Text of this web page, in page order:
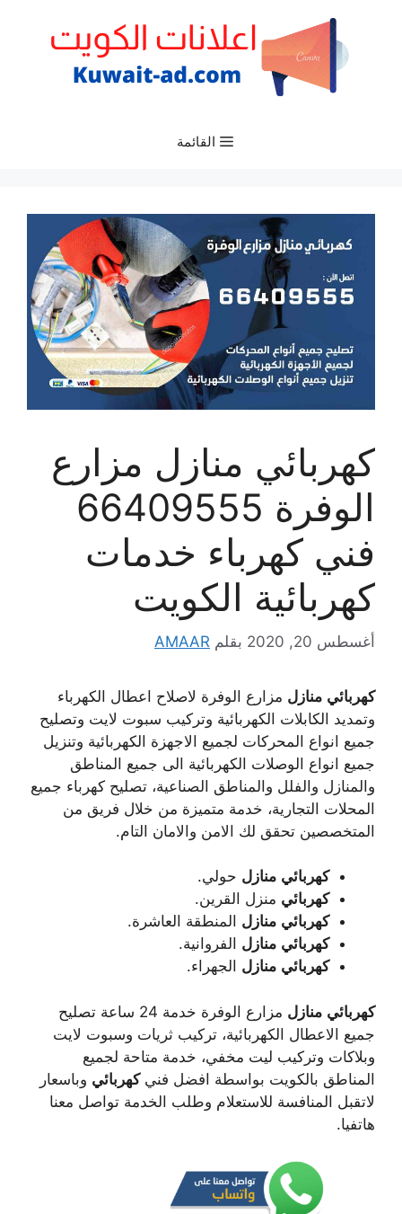
القائمة
كهربائي منازل مزارع
الوفرة 66409555
فني كهرباء خدمات
كهربائية الكويت
أغسطس 20, 2020 بقلم AMAAR
كهربائي منازل مزارع الوفرة لاصلاح اعطال الكهرباء
وتمديد الكابلات الكهربائية وتركيب سبوت لايت وتصليح
جميع انواع المحركات لجميع الاجهزة الكهربائية وتنزيل
جميع انواع الوصلات الكهربائية الى جميع المناطق
والمنازل والفلل والمناطق الصناعية، تصليح كهرباء جميع
المحلات التجارية، خدمة متميزة من خلال فريق من
المتخصصين تحقق لك الامن والامان التام.
كهربائي منازل حولي.
كهربائي منزل القرين.
كهربائي منازل المنطقة العاشرة.
كهربائي منازل الفروانية.
كهربائي منازل الجهراء.
كهربائي منازل
مزارع الوفرة خدمة 24 ساعة تصليح
جميع الاعطال الكهربائية، تركيب ثريات وسبوت لايت
وبلاكات وتركيب ليت مخفي، خدمة متاحة لجميع
المناطق بالكويت بواسطة افضل فنيكهربائي وباسعار
لاتقبل المنافسة للاستعلام وطلب الخدمة تواصل معنا
هاتفيا.